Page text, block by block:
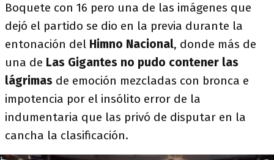
Boquete con 16 pero una de las imágenes que
dejó el partido se dio en la previa durante la
entonación del Himno Nacional, donde más de
una de Las Gigantes no pudo contener las
lágrimas de emoción mezcladas con bronca e
impotencia por el insólito error de la
indumentaria que las privó de disputar en la
cancha la clasificación.